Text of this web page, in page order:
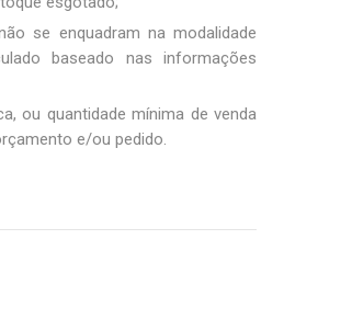
se enquadram na modalidade
baseado nas informações
ou quantidade mínima de venda
e/ou pedido.